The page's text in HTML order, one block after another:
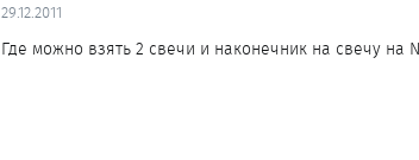
29.12.2011
Где можно взять 2 свечи и наконечник на свечу на